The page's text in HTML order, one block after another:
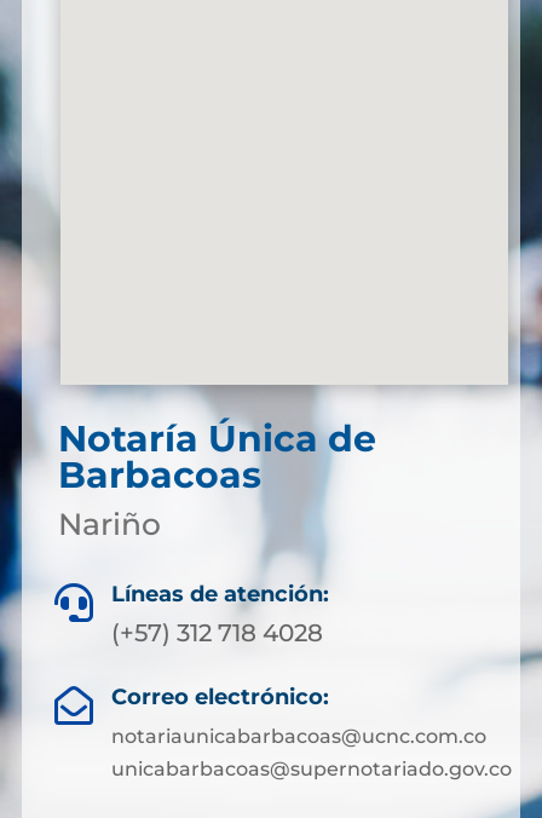
Notaría Única de
Barbacoas
Nariño
 Líneas de atención:
(+57) 312 718 4028
 Correo electrónico:
notariaunicabarbacoas@ucnc.com.co
unicabarbacoas@supernotariado.gov.co